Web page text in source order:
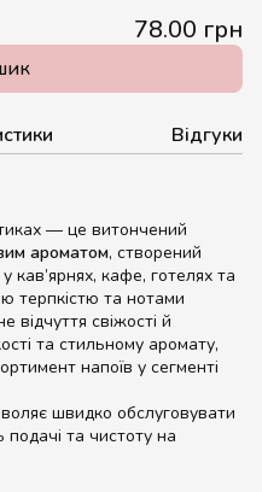
78.00 грн
Відгуки
— це витончений
ароматом, створений
кав’ярнях, кафе, готелях та
терпкістю та нотами
відчуття свіжості й
та стильному аромату,
напоїв у сегменті
швидко обслуговувати
подачі та чистоту на